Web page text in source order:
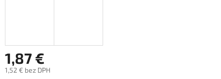
1,87 €
1,52 € bez DPH